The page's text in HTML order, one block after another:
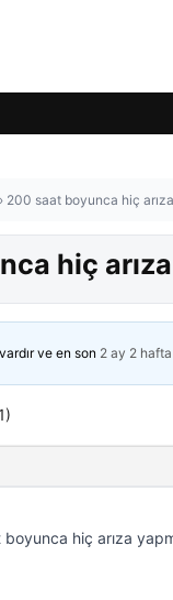
› 200 saat boyunca hiç
hiç
ve en son 2 ay 2
hiç arıza